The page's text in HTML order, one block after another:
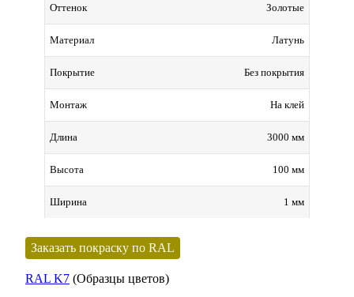
Оттенок Золотые
Материал Латунь
Покрытие Без покрытия
Монтаж На клей
Длина 3000 мм
Высота 100 мм
Ширина 1 мм
Заказать покраску по RAL
RAL K7 (Образцы цветов)